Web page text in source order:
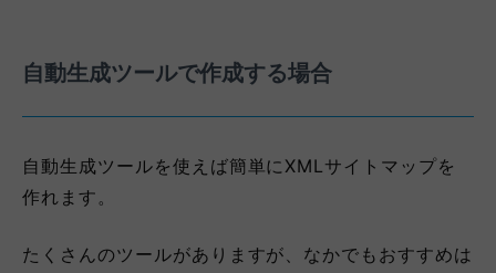
自動生成ツールで作成する場合
自動生成ツールを使えば簡単にXMLサイトマップを
作れます。
たくさんのツールがありますが、なかでもおすすめは